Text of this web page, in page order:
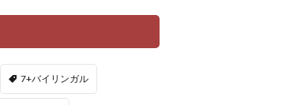
7+バイリンガル